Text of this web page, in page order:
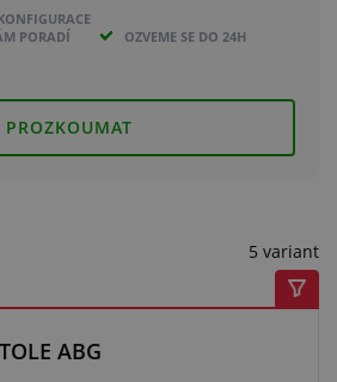
výrobky
PORADÍ
OZVEME SE DO 24H
PROZKOUMAT
5 variant
ABG